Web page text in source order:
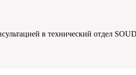
в технический отдел